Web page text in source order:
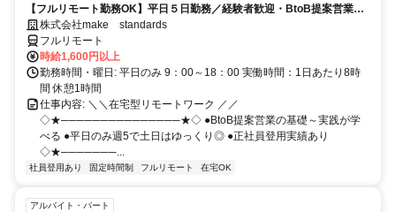
【フルリモート勤務OK】平日５日勤務／経験者歓迎・BtoB提案営業で
スキルアップ
株式会社make standards
フルリモート
時給1,600円以上
勤務時間・曜日: 平日のみ 9：00～18：00 実働時間：1日あたり8時
間 休憩1時間
仕事内容: ＼＼在宅型リモートワーク ／／
◇★───────────────★◇ ●BtoB提案営業の基礎～実践が学
べる ●平日のみ週5で土日はゆっくり◎ ●正社員登用実績あり
◇★───────...
社員登用あり 固定時間制 フルリモート 在宅OK
アルバイト・パート